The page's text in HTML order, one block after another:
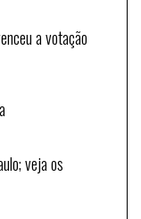
a votação
veja os